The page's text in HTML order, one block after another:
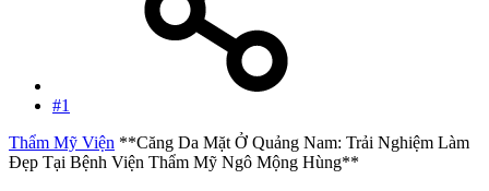
#1
Thẩm Mỹ Viện **Căng Da Mặt Ở Quảng Nam: Trải Nghiệm Làm
Đẹp Tại Bệnh Viện Thẩm Mỹ Ngô Mộng Hùng**